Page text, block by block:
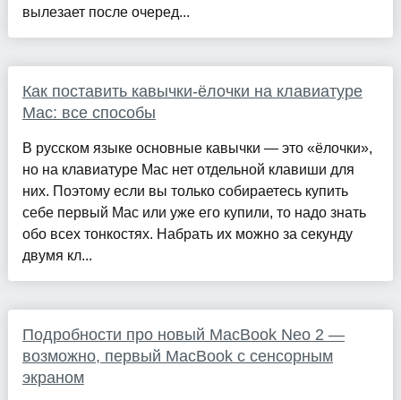
вылезает после очеред...
Как поставить кавычки-ёлочки на клавиатуре
Mac: все способы
В русском языке основные кавычки — это «ёлочки»,
но на клавиатуре Mac нет отдельной клавиши для
них. Поэтому если вы только собираетесь купить
себе первый Mac или уже его купили, то надо знать
обо всех тонкостях. Набрать их можно за секунду
двумя кл...
Подробности про новый MacBook Neo 2 —
возможно, первый MacBook с сенсорным
экраном